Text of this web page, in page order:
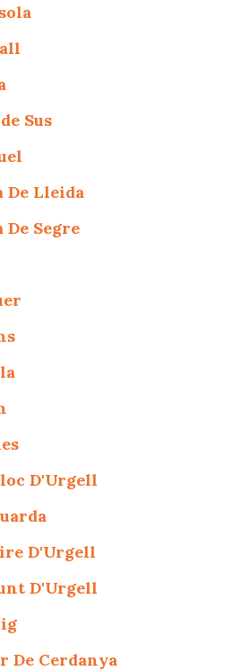
Sus
De Lleida
De Segre
D'Urgell
D'Urgell
D'Urgell
De Cerdanya